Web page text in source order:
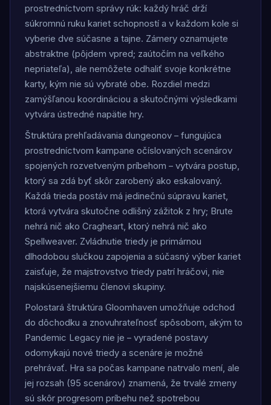
prostredníctvom správy rúk: každý hráč drží
súkromnú ruku kariet schopností a v každom kole si
vyberie dve súčasne a tajne. Zámery oznamujete
abstraktne (pôjdem vpred; zaútočím na veľkého
nepriateľa), ale nemôžete odhaliť svoje konkrétne
karty, kým nie sú vybraté obe. Rozdiel medzi
zamýšľanou koordináciou a skutočnými výsledkami
vytvára ústredné napätie hry.
Štruktúra prehľadávania dungeonov – fungujúca
prostredníctvom kampane očíslovaných scenárov
spojených rozvetveným príbehom – vytvára postup,
ktorý sa zdá byť skôr zarobený ako eskalovaný.
Každá trieda postáv má jedinečnú súpravu kariet,
ktorá vytvára skutočne odlišný zážitok z hry; Brute
nehrá nič ako Cragheart, ktorý nehrá nič ako
Spellweaver. Zvládnutie triedy je primárnou
dlhodobou slučkou zapojenia a súčasný výber kariet
zaisťuje, že majstrovstvo triedy patrí hráčovi, nie
najskúsenejšiemu členovi skupiny.
Polostará štruktúra Gloomhaven umožňuje odchod
do dôchodku a znovuhrateľnosť spôsobom, akým to
Pandemic Legacy nie je – vyradené postavy
odomykajú nové triedy a scenáre je možné
prehrávať. Hra sa počas kampane natrvalo mení, ale
jej rozsah (95 scenárov) znamená, že trvalé zmeny
sú skôr progresom príbehu než spotrebou